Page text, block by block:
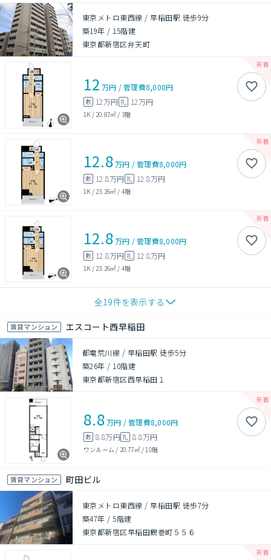
東京メトロ東西線 / 早稲田駅 徒歩9分
築19年 / 15階建
東京都新宿区弁天町
12 万円 /管理費8,000円
敷 12万円 礼 12万円
1K / 20.87㎡ / 3階
12.8万円 /管理費8,000円
敷 12.8万円 礼 12.8万円
1K / 23.26㎡ / 4階
12.8万円 /管理費8,000円
敷 12.8万円 礼 12.8万円
1K / 23.26㎡ / 4階
全19件を表示する
賃貸マンション エスコート西早稲田
都電荒川線 / 早稲田駅 徒歩5分
築26年 / 10階建
東京都新宿区西早稲田１
8.8万円 /管理費8,000円
敷 8.8万円礼 8.8万円
ワンルーム / 20.77㎡/ 10階
賃貸マンション 町田ビル
東京メトロ東西線 / 早稲田駅 徒歩7分
築47年 /5階建
東京都新宿区早稲田鶴巻町５５６